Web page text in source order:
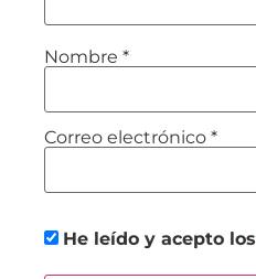
Nombre *
Correo electrónico *
He leído y acepto los